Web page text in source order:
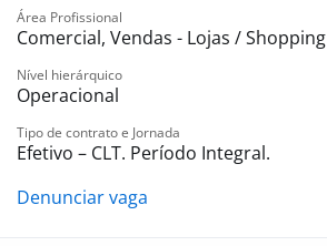
Área Profissional
Comercial, Vendas - Lojas / Shopping
Nível hierárquico
Operacional
Tipo de contrato e Jornada
Efetivo – CLT. Período Integral.
Denunciar vaga